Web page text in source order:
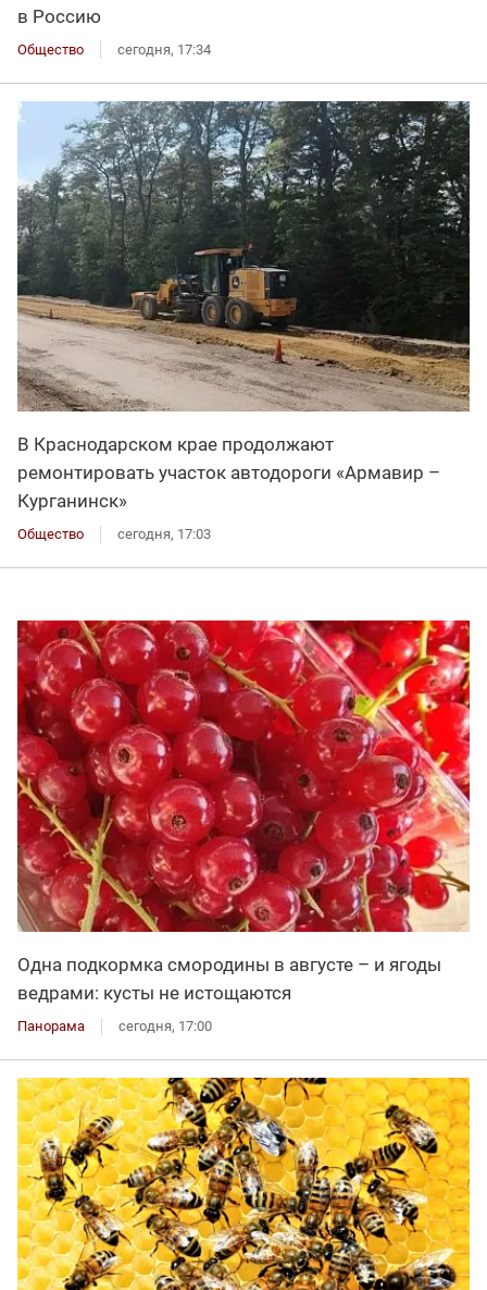
в Россию
Общество сегодня, 17:34
В Краснодарском крае продолжают
ремонтировать участок автодороги «Армавир –
Курганинск»
Общество сегодня, 17:03
Одна подкормка смородины в августе – и ягоды
ведрами: кусты не истощаются
Панорама сегодня, 17:00